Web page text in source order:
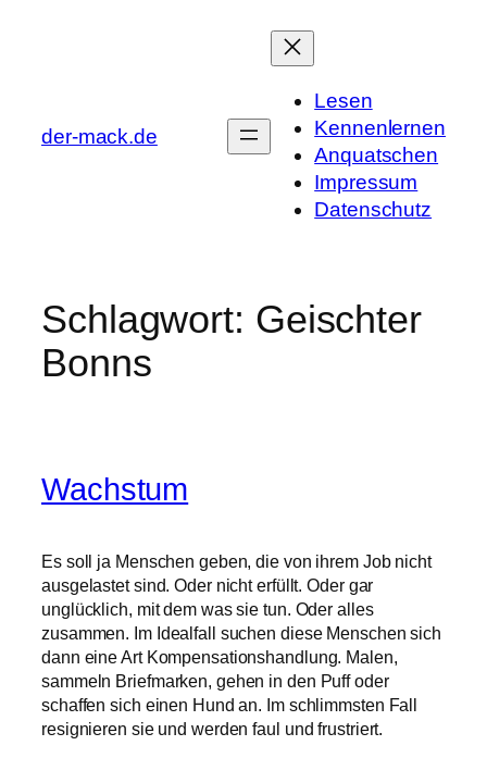
der-mack.de
Lesen
Kennenlernen
Anquatschen
Impressum
Datenschutz
Schlagwort: Geischter
Bonns
Wachstum
Es soll ja Menschen geben, die von ihrem Job nicht
ausgelastet sind. Oder nicht erfüllt. Oder gar
unglücklich, mit dem was sie tun. Oder alles
zusammen. Im Idealfall suchen diese Menschen sich
dann eine Art Kompensationshandlung. Malen,
sammeln Briefmarken, gehen in den Puff oder
schaffen sich einen Hund an. Im schlimmsten Fall
resignieren sie und werden faul und frustriert.